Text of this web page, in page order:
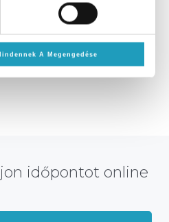
A Megengedése
időpontot online